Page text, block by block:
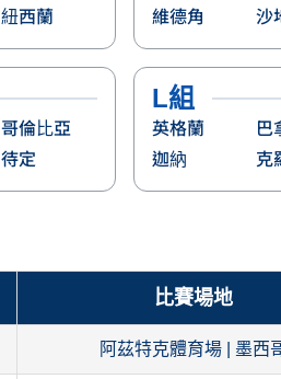
紐西蘭
維德角
沙
哥倫比亞
待定
L組
英格蘭
迦納
巴
克
比賽場地
阿茲特克體育場 | 墨西